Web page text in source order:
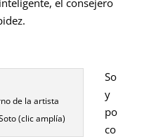
de la artista
(clic amplía)
So
y
po
co